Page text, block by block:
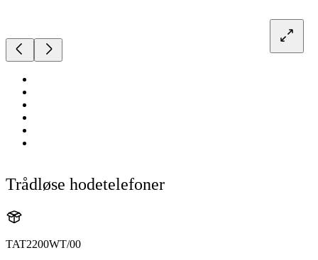
Trådløse hodetelefoner
TAT2200WT/00